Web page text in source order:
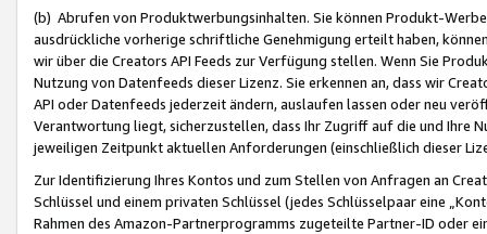
(b) Abrufen von Produktwerbungsinhalten. Sie können Produkt-
ausdrückliche vorherige schriftliche Genehmigung erteilt haben,
wir über die Creators API Feeds zur Verfügung stellen. Wenn Sie
Nutzung von Datenfeeds dieser Lizenz. Sie erkennen an, dass wir
API oder Datenfeeds jederzeit ändern, auslaufen lassen oder neu
Verantwortung liegt, sicherzustellen, dass Ihr Zugriff auf die und Ihre
jeweiligen Zeitpunkt aktuellen Anforderungen (einschließlich dieser
Zur Identifizierung Ihres Kontos und zum Stellen von Anfragen an
Schlüssel und einem privaten Schlüssel (jedes Schlüsselpaar eine
Rahmen des Amazon-Partnerprogramms zugeteilte Partner-ID oder